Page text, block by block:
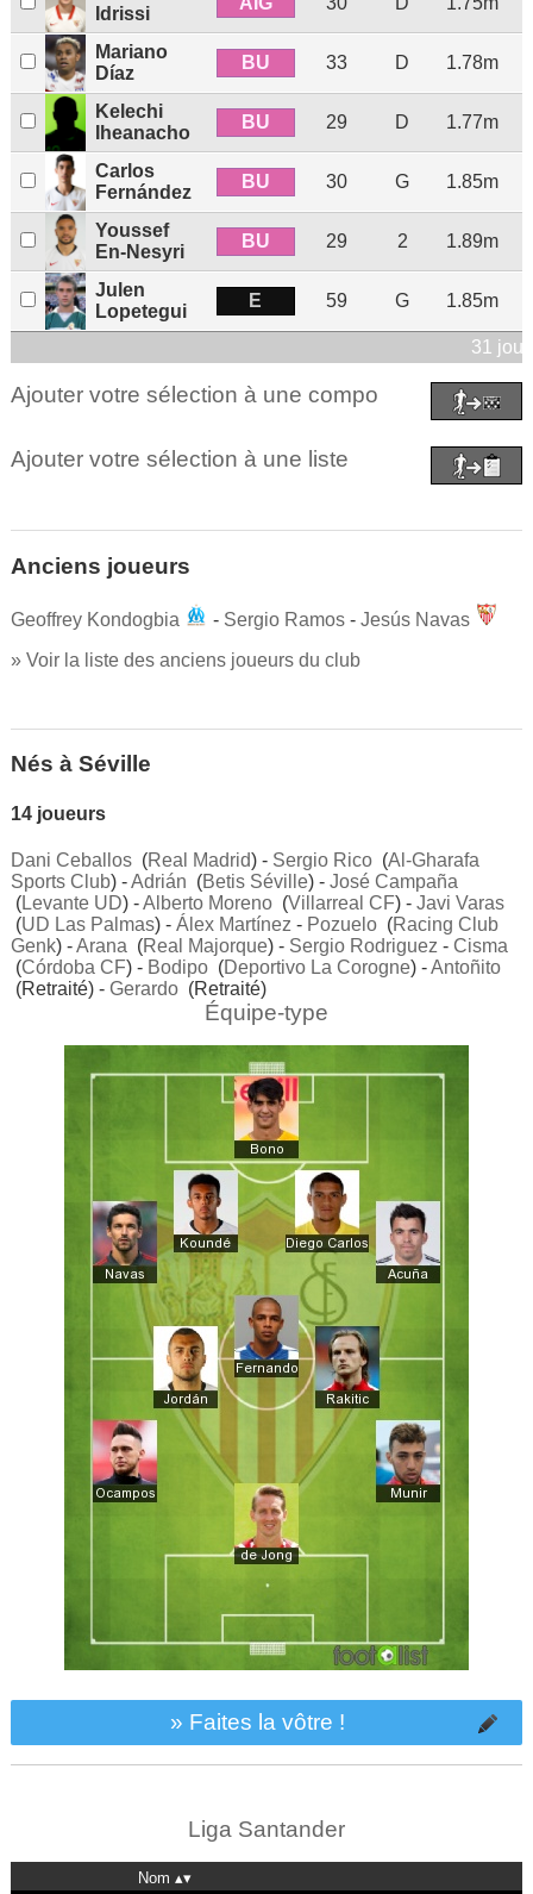
Idrissi
Mariano
Díaz
BU 33 D 1.78m
Kelechi
Iheanacho
BU 29 D 1.77m
Carlos
Fernández
BU 30 G 1.85m
Youssef
En-Nesyri
BU 29 2 1.89m
Julen
Lopetegui
E 59 G 1.85m
31
Ajouter votre sélection à une compo
Ajouter votre sélection à une liste
Anciens joueurs
Geoffrey Kondogbia - Sergio Ramos- Jesús Navas
» Voir la liste des anciens joueurs du club
Nés à Séville
14 joueurs
Dani Ceballos(Real Madrid) - Sergio Rico(Al-Gharafa
Sports Club) -Adrián (Betis Séville) - José Campaña
(Levante UD) -Alberto Moreno(Villarreal CF) - Javi Varas
(UD Las Palmas) - Álex Martínez - Pozuelo(Racing Club
Genk) -Arana (Real Majorque) - Sergio Rodriguez - Cisma
(Córdoba CF) - Bodipo(Deportivo La Corogne) -Antoñito
(Retraité) - Gerardo(Retraité)
Équipe-type
» Faites la vôtre !
Liga Santander
Nom